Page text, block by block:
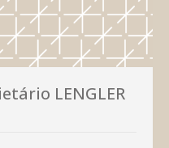
LENGLER